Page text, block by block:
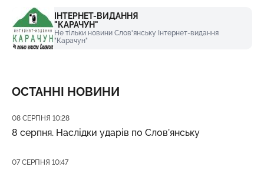
ІНТЕРНЕТ-ВИДАННЯ
"КАРАЧУН"
Не тільки новини Слов'янську Інтернет-видання
"Карачун"
ОСТАННІ НОВИНИ
Дата публікації
08 СЕРПНЯ 10:28
8 серпня. Наслідки ударів по Слов’янську
Дата публікації
07 СЕРПНЯ 10:47